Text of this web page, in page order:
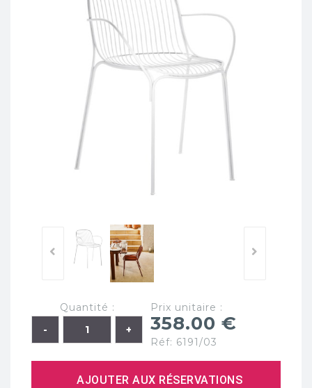
Quantité : Prix unitaire :
358.00 €
Réf: 6191/03
AJOUTER AUX RÉSERVATIONS